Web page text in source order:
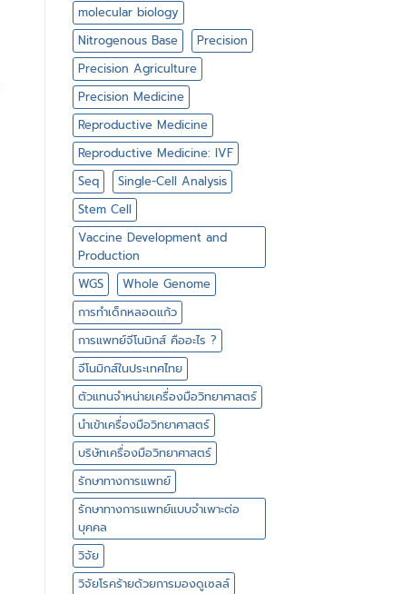
molecular biology
Nitrogenous Base
Precision
Precision Agriculture
Precision Medicine
Reproductive Medicine
Reproductive Medicine: IVF
Seq
Single-Cell Analysis
Stem Cell
Vaccine Development and
Production
WGS
Whole Genome
การทำเด็กหลอดแก้ว
การแพทย์จีโนมิกส์ คืออะไร ?
จีโนมิกส์ในประเทศไทย
ตัวแทนจำหน่ายเครื่องมือวิทยาศาสตร์
นำเข้าเครื่องมือวิทยาศาสตร์
บริษัทเครื่องมือวิทยาศาสตร์
รักษาทางการแพทย์
รักษาทางการแพทย์แบบจำเพาะต่อ
บุคคล
วิจัย
วิจัยโรคร้ายด้วยการมองดูเซลล์